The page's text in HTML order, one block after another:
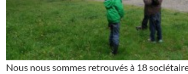
Nous nous sommes retrouvés à 18